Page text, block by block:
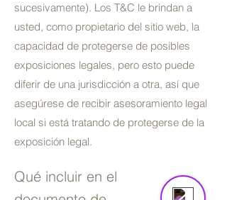
sucesivamente). Los T&C le brindan a
usted, como propietario del sitio web, la
capacidad de protegerse de posibles
exposiciones legales, pero esto puede
diferir de una jurisdicción a otra, así que
asegúrese de recibir asesoramiento legal
local si está tratando de protegerse de la
exposición legal.
Qué incluir en el
Online